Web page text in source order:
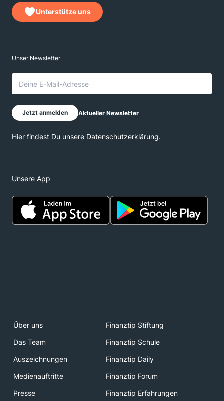
Unterstütze uns
Unsere App
Über uns
Finanztip Stiftung
Das Team
Finanztip Schule
Auszeichnungen
Finanztip Daily
Medienauftritte
Finanztip Forum
Presse
Finanztip Erfahrungen